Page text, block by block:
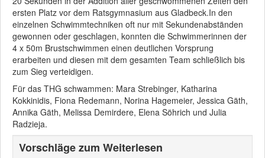
ersten Platz vor dem Ratsgymnasium aus Gladbeck.In den
einzelnen Schwimmtechniken oft nur mit Sekundenabständen
gewonnen oder geschlagen, konnten die Schwimmerinnen der
4 x 50m Brustschwimmen einen deutlichen Vorsprung
erarbeiten und diesen mit dem gesamten Team schließlich bis
zum Sieg verteidigen.
Für das THG schwammen: Mara Strebinger, Katharina
Kokkinidis, Fiona Redemann, Norina Hagemeier, Jessica Gäth,
Annika Gäth, Melissa Demirdere, Elena Söhrich und Julia
Radzieja.
Vorschläge zum Weiterlesen